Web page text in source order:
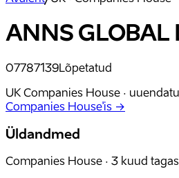
ANNS GLOBAL
07787139Lõpetatud
UK Companies House ·
Companies House'is →
Üldandmed
Companies House · 3 kuud